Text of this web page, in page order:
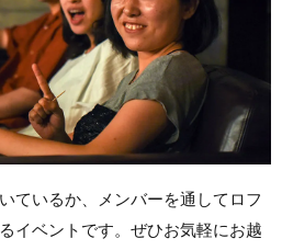
ているか、メンバーを通してロフ
イベントです。ぜひお気軽にお越